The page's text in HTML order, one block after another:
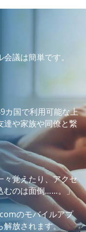
議は簡単です。
カ国で利用可能な上
達や家族や同僚と繋
々覚えたり、アクセ
むのは面倒……。」
のモバイルアプ
解放されます。